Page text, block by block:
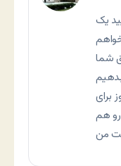
یک
شما
برای
هم